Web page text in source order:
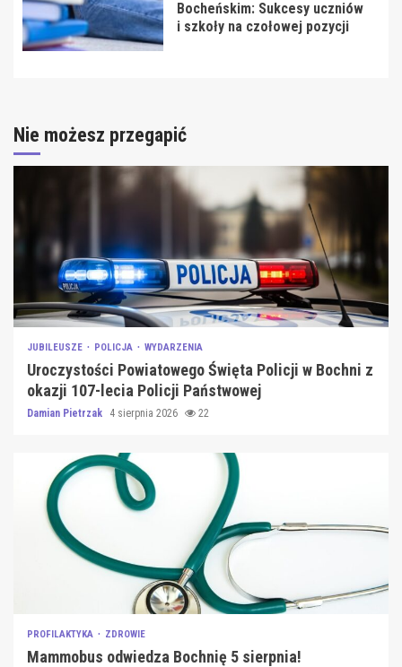
Bocheńskim: Sukcesy uczniów
i szkoły na czołowej pozycji
Nie możesz przegapić
JUBILEUSZE POLICJA WYDARZENIA
Uroczystości Powiatowego Święta Policji w Bochni z
okazji 107-lecia Policji Państwowej
Damian Pietrzak 4 sierpnia 2026 22
PROFILAKTYKA ZDROWIE
Mammobus odwiedza Bochnię 5 sierpnia!